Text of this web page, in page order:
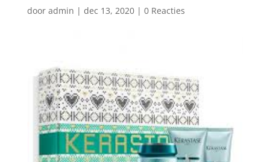
door admin | dec 13, 2020| 0 Reacties